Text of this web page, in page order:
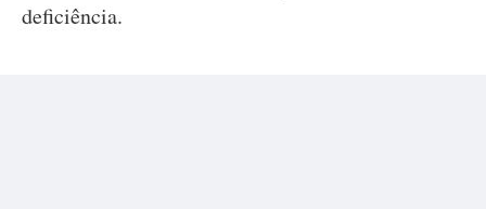
deficiência.